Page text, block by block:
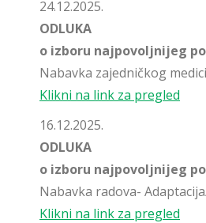
24.12.2025.
ODLUKA
o izboru najpovoljnijeg
Nabavka zajedničkog
Klikni na link za pregled
16.12.2025.
ODLUKA
o izboru najpovoljnijeg
Nabavka radova-
Klikni na link za pregled